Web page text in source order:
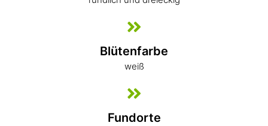
Blütenfarbe
weiß
Fundorte